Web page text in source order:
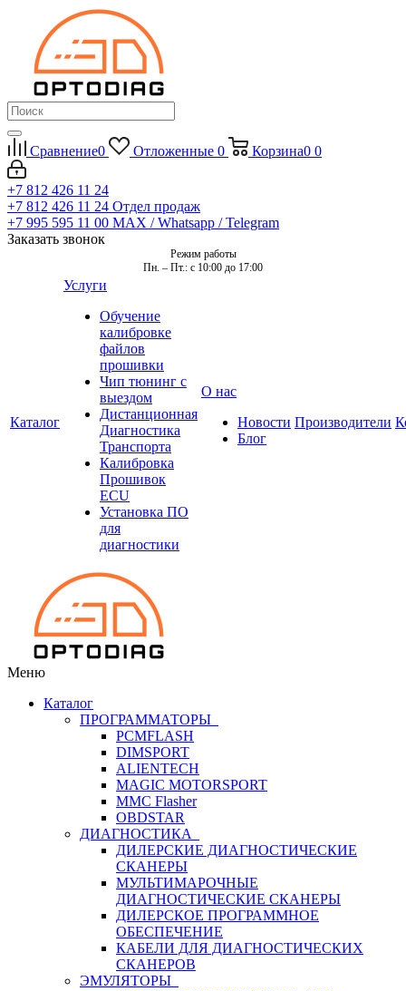
Сравнение0 Отложенные 0 Корзина0 0
+7 812 426 11 24
+7 812 426 11 24 Отдел продаж
+7 995 595 11 00 MAX / Whatsapp / Telegram
Заказать звонок
Режим работы
Пн. – Пт.: с 10:00 до 17:00
Каталог
Услуги
Обучение
калибровке
файлов
прошивки
Чип тюнинг с
выездом
Дистанционная
Диагностика
Транспорта
Калибровка
Прошивок
ECU
Установка ПО
для
диагностики
О нас
Новости
Блог
Производители
Меню
Каталог
ПРОГРАММАТОРЫ
PCMFLASH
DIMSPORT
ALIENTECH
MAGIC MOTORSPORT
MMC Flasher
OBDSTAR
ДИАГНОСТИКА
ДИЛЕРСКИЕ ДИАГНОСТИЧЕСКИЕ
СКАНЕРЫ
МУЛЬТИМАРОЧНЫЕ
ДИАГНОСТИЧЕСКИЕ СКАНЕРЫ
ДИЛЕРСКОЕ ПРОГРАММНОЕ
ОБЕСПЕЧЕНИЕ
КАБЕЛИ ДЛЯ ДИАГНОСТИЧЕСКИХ
СКАНЕРОВ
ЭМУЛЯТОРЫ